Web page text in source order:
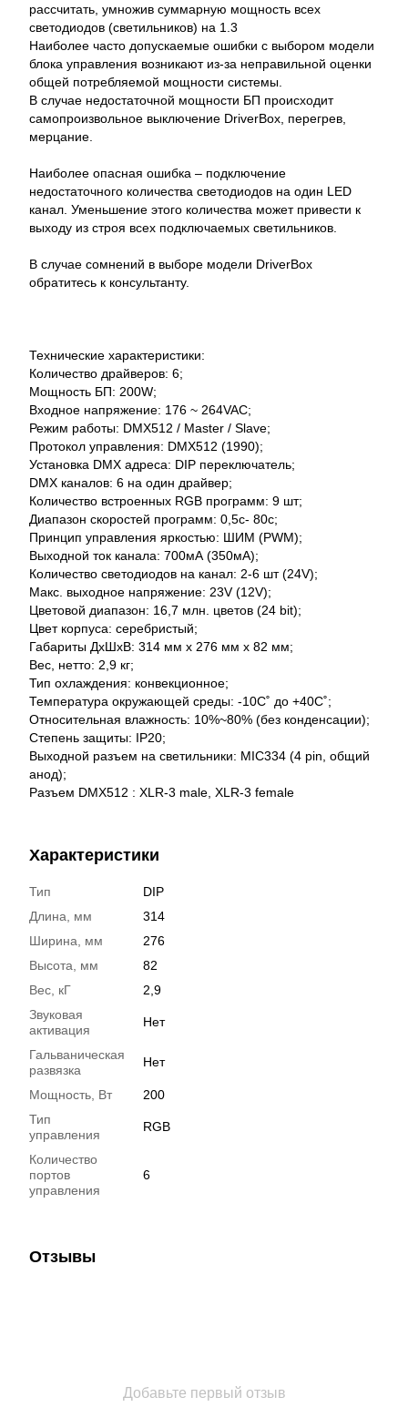
рассчитать, умножив суммарную мощность всех
светодиодов (светильников) на 1.3
Наиболее часто допускаемые ошибки с выбором модели
блока управления возникают из-за неправильной оценки
общей потребляемой мощности системы.
В случае недостаточной мощности БП происходит
самопроизвольное выключение DriverBox, перегрев,
мерцание.
Наиболее опасная ошибка – подключение
недостаточного количества светодиодов на один LED
канал. Уменьшение этого количества может привести к
выходу из строя всех подключаемых светильников.
В случае сомнений в выборе модели DriverBox
обратитесь к консультанту.
Технические характеристики:
Количество драйверов: 6;
Мощность БП: 200W;
Входное напряжение: 176 ~ 264VAC;
Режим работы: DMX512 / Master / Slave;
Протокол управления: DMX512 (1990);
Установка DMX адреса: DIP переключатель;
DMX каналов: 6 на один драйвер;
Количество встроенных RGB программ: 9 шт;
Диапазон скоростей программ: 0,5c- 80c;
Принцип управления яркостью: ШИМ (PWM);
Выходной ток канала: 700мА (350мА);
Количество светодиодов на канал: 2-6 шт (24V);
Макс. выходное напряжение: 23V (12V);
Цветовой диапазон: 16,7 млн. цветов (24 bit);
Цвет корпуса: серебристый;
Габариты ДхШхВ: 314 мм х 276 мм х 82 мм;
Вес, нетто: 2,9 кг;
Тип охлаждения: конвекционное;
Температура окружающей среды: -10С˚ до +40С˚;
Относительная влажность: 10%~80% (без конденсации);
Степень защиты: IP20;
Выходной разъем на светильники: MIC334 (4 pin, общий
анод);
Разъем DMX512 : XLR-3 male, XLR-3 female
Характеристики
Тип
DIP
Длина, мм
314
Ширина, мм
276
Высота, мм
82
Вес, кГ
2,9
Звуковая
активация
Нет
Гальваническая
развязка
Нет
Мощность, Вт
200
Тип
управления
RGB
Количество
портов
управления
6
Отзывы
Добавьте первый отзыв